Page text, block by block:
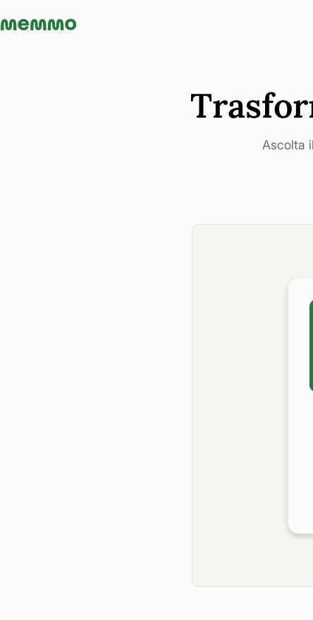
Memmo - AI-verktyg och digital kurslitteratur
Ascolta